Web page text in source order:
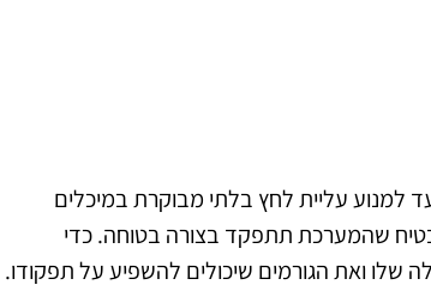
למנוע עליית לחץ בלתי מבוקרת במיכלים
שהמערכת תתפקד בצורה בטוחה. כדי
שלו ואת הגורמים שיכולים להשפיע על תפקודו.